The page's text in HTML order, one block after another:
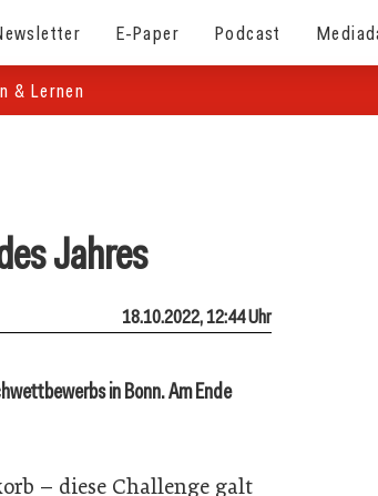
E-Paper Podcast
& Lernen
Jahres
18.10.2022, 12:44 Uhr
in Bonn. Am Ende
– diese Challenge galt